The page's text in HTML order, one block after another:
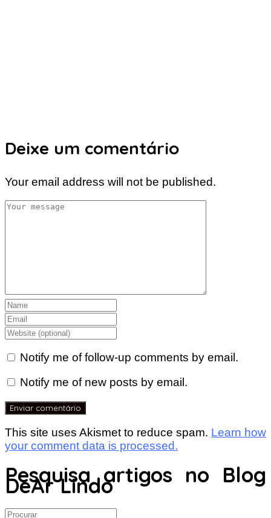
Deixe um comentário
Your email address will not be published.
Notify me of follow-up comments by email.
Notify me of new posts by email.
This site uses Akismet to reduce spam. Learn how
your comment data is processed.
Pesquisa artigos no Blog
DeAr Lindo
Search